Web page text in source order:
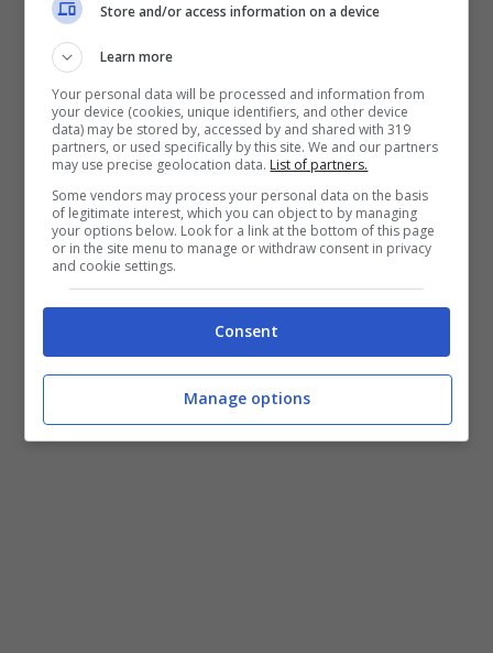
fiduciosi che saprà chiarire la sua posizione”.
Le dimissioni del sindaco Principi giungono a
seguito del decreto di sospensione emesso
dalla prefettura di Latina, conseguente
all’indagine che ha portato agli arresti
domiciliari del primo cittadino. In virtù di tale
decreto, i poteri di sindaco sono stati
trasferiti al vicesindaco e assessore
all’Ambiente Vittorio Marchitti, che ora dovrà
guidare Aprilia in questo delicato periodo di
Store and/or access information on a device
Learn more
Your personal data will be processed and information from
your device (cookies, unique identifiers, and other device
data) may be stored by, accessed by and shared with 319
partners, or used specifically by this site. We and our partners
may use precise geolocation data. List of partners.
Some vendors may process your personal data on the basis
of legitimate interest, which you can object to by managing
your options below. Look for a link at the bottom of this page
or in the site menu to manage or withdraw consent in privacy
and cookie settings.
Consent
Manage options